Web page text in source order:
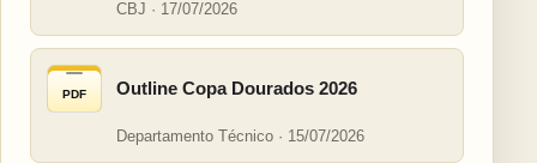
CBJ · 17/07/2026
PDF Outline Copa Dourados 2026
Departamento Técnico · 15/07/2026